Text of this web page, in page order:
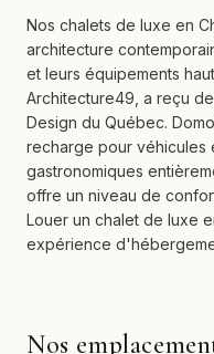
Nos chalets de luxe en
architecture
et leurs équipements
Architecture49, a reçu
Design du Québec.
recharge pour véhicules
gastronomiques
offre un niveau de
Louer un chalet de luxe
expérience
Nos